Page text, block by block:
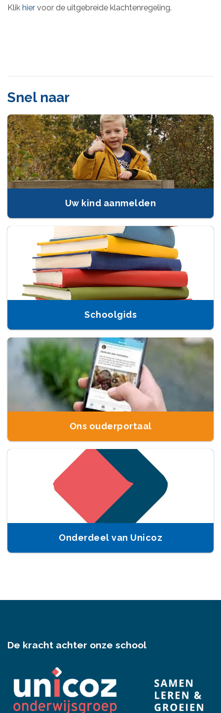
Klik hier voor de uitgebreide klachtenregeling.
Snel naar
Uw kind aanmelden
Schoolgids
Ons ouderportaal
Onderdeel van Unicoz
De kracht achter onze school